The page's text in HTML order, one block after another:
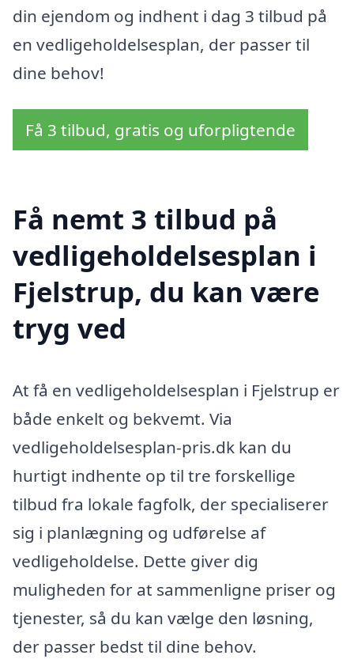
din ejendom og indhent i dag 3 tilbud på
en vedligeholdelsesplan, der passer til
dine behov!
Få 3 tilbud, gratis og uforpligtende
Få nemt 3 tilbud på
vedligeholdelsesplan i
Fjelstrup, du kan være
tryg ved
At få en vedligeholdelsesplan i Fjelstrup er
både enkelt og bekvemt. Via
vedligeholdelsesplan-pris.dk kan du
hurtigt indhente op til tre forskellige
tilbud fra lokale fagfolk, der specialiserer
sig i planlægning og udførelse af
vedligeholdelse. Dette giver dig
muligheden for at sammenligne priser og
tjenester, så du kan vælge den løsning,
der passer bedst til dine behov.